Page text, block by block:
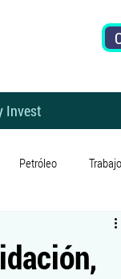
Invest
Petróleo Trabajo